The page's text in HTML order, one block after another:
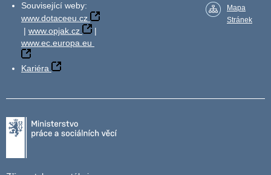
Související weby:
www.dotaceeu.cz
| www.opjak.cz
|
www.ec.europa.eu
Kariéra
Mapa
Stránek